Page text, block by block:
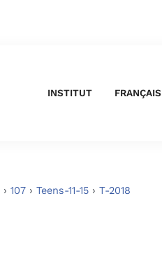
INSTITUT FRANÇAIS
› 107 › Teens-11-15 › T-2018